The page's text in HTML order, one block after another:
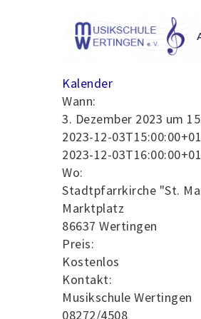
Kalender
Wann:
3. Dezember 2023 um
2023-12-
2023-12-
Wo:
Stadtpfarrkirche "St.
Marktplatz
86637 Wertingen
Preis:
Kostenlos
Kontakt:
Musikschule Wertingen
08272/4508